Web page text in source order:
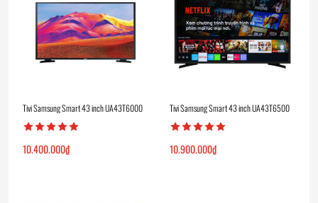
Tivi Samsung Smart 43 inch UA43T6000
10.400.000₫
Tivi Samsung Smart 43 inch UA43T6500
10.900.000₫